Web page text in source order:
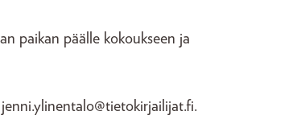
paikan päälle kokoukseen ja